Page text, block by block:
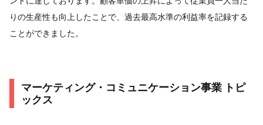
りの生産性も向上したことで、過去最高水準の利益率を記録する
ことができました。
マーケティング・コミュニケーション事業 トピ
ックス